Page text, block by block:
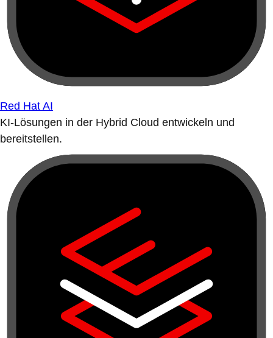
Red Hat AI
KI-Lösungen in der Hybrid Cloud entwickeln und
bereitstellen.